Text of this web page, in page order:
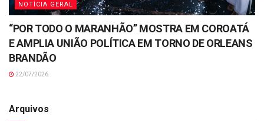
NOTÍCIA GERAL
“POR TODO O MARANHÃO” MOSTRA EM COROATÁ
E AMPLIA UNIÃO POLÍTICA EM TORNO DE ORLEANS
BRANDÃO
22/07/2026
Arquivos